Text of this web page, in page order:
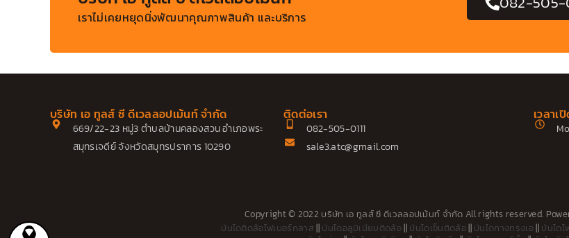
เราไม่เคยหยุดนิ่งพัฒนาคุณภาพสินค้า และบริการ
บริษัท เอ ทูลส์ ซี ดีเวลลอปเม้นท์ จำกัด
669/22-23 หมู่3 ตำบลบ้านคลองสวน อำเภอพระ
สมุทรเจดีย์ จังหวัดสมุทรปราการ 10290
ติดต่อเรา
082-505-0111
sale3.atc@gmail.com
เวลาเ
Copyright © 2022 บริษัท เอ ทูลส์ ซี ดีเวลลอปเม้นท์ จำกัด All rights reserved.
บันไดติดล้อไฟเบอร์กลาส || บันไดอลูมิเนียมติดล้อ || บันไดเข็นติดล้อ|| บันไดกางทรงเอ || บันได